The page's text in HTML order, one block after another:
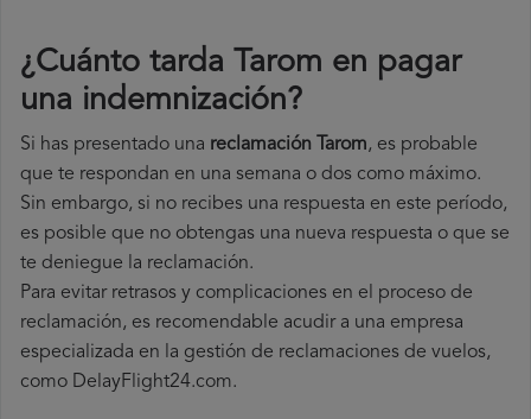
¿Cuánto tarda Tarom en pagar
una indemnización?
Si has presentado una reclamación Tarom, es probable
que te respondan en una semana o dos como máximo.
Sin embargo, si no recibes una respuesta en este período,
es posible que no obtengas una nueva respuesta o que se
te deniegue la reclamación.
Para evitar retrasos y complicaciones en el proceso de
reclamación, es recomendable acudir a una empresa
especializada en la gestión de reclamaciones de vuelos,
como DelayFlight24.com.